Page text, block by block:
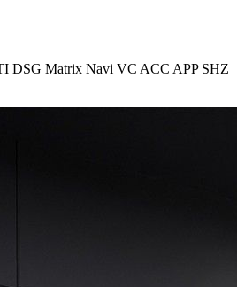
DSG Matrix Navi VC ACC APP SHZ